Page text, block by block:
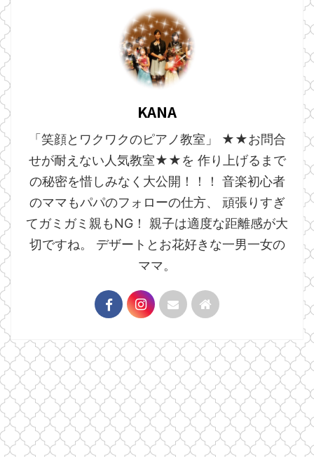
KANA
「笑顔とワクワクのピアノ教室」 ★★お問合
せが耐えない人気教室★★を 作り上げるまで
の秘密を惜しみなく大公開！！！ 音楽初心者
のママもパパのフォローの仕方、 頑張りすぎ
てガミガミ親もNG！ 親子は適度な距離感が大
切ですね。 デザートとお花好きな一男一女の
ママ。